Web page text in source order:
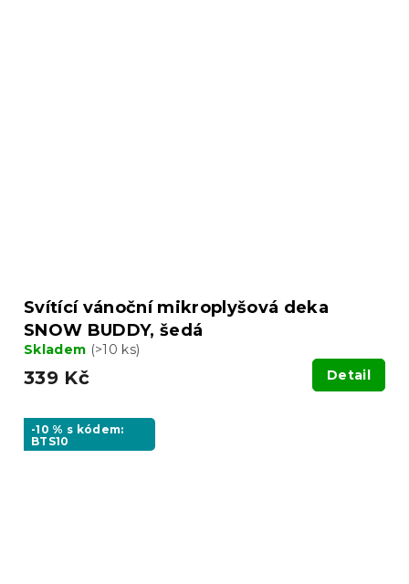
Svítící vánoční mikroplyšová deka
SNOW BUDDY, šedá
Skladem (>10 ks)
339 Kč Detail
-10 % s kódem:
BTS10